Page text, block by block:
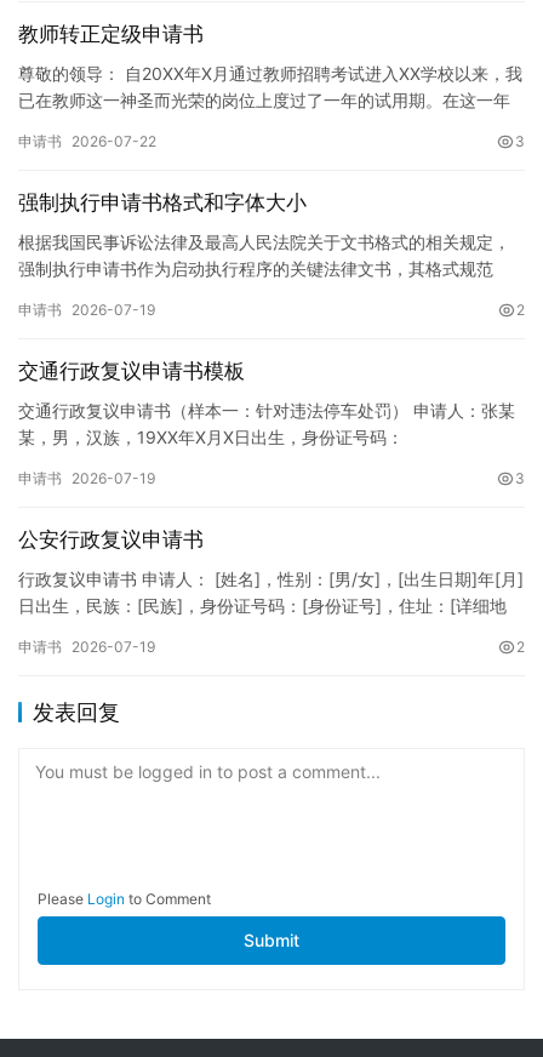
教师转正定级申请书
尊敬的领导： 自20XX年X月通过教师招聘考试进入XX学校以来，我
已在教师这一神圣而光荣的岗位上度过了一年的试用期。在这一年
申请书 2026-07-22 3
强制执行申请书格式和字体大小
根据我国民事诉讼法律及最高人民法院关于文书格式的相关规定，
强制执行申请书作为启动执行程序的关键法律文书，其格式规范
纸张与…
申请书 2026-07-19 2
交通行政复议申请书模板
交通行政复议申请书（样本一：针对违法停车处罚） 申请人：张某
某，男，汉族，19XX年X月X日出生，身份证号码：
申请书 2026-07-19 3
公安行政复议申请书
行政复议申请书 申请人： [姓名]，性别：[男/女]，[出生日期]年[月]
日出生，民族：[民族]，身份证号码：[身份证号]，住址：[详细地
申请书 2026-07-19 2
发表回复
You must be logged in to post a comment...
Please Login to Comment
Submit